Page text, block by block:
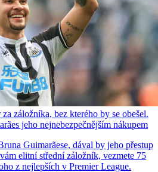
záložníka, bez kterého by se obešel.
jeho nejnebezpečnějším nákupem
Guimarãese, dával by jeho přestup
elitní střední záložník, vezmete 75
z nejlepších v Premier League.